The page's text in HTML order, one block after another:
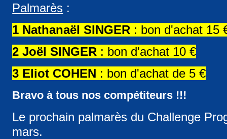
Palmarès :
1 Nathanaël SINGER : bon d'achat 15
2 Joël SINGER : bon d'achat 10 €
3 Eliot COHEN : bon d'achat de 5 €
Bravo à tous nos compétiteurs !!!
Le prochain palmarès du Challenge
mars.